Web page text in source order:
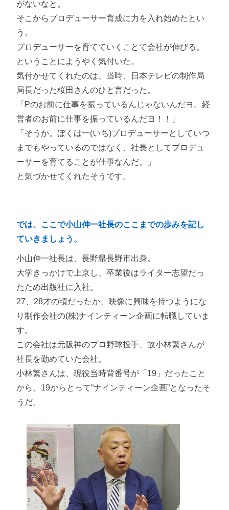
がないなと。
そこからプロデューサー育成に力を入れ始めたとい
う。
プロデューサーを育てていくことで会社が伸びる。
ということにようやく気付いた。
気付かせてくれたのは、当時、日本テレビの制作局
局長だった桜田さんのひと言だった。
「Pのお前に仕事を振っているんじゃないんだヨ。経
営者のお前に仕事を振っているんだヨ！！」
「そうか。ぼくは一(いち)プロデューサーとしていつ
までもやっているのではなく、社長としてプロデュ
ーサーを育てることが仕事なんだ。」
と気づかせてくれたそうです。
では、ここで小山伸一社長のここまでの歩みを記し
ていきましょう。
小山伸一社長は、長野県長野市出身。
大学きっかけで上京し、卒業後はライター志望だっ
たため出版社に入社。
27、28才の頃だったか、映像に興味を持つようにな
り制作会社の(株)ナインティーン企画に転職していま
す。
この会社は元阪神のプロ野球投手、故小林繁さんが
社長を勤めていた会社。
小林繁さんは、現役当時背番号が「19」だったこと
から、19からとって“ナインティーン企画”となったそ
うだ。